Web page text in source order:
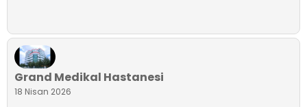
Grand Medikal Hastanesi
18 Nisan 2026